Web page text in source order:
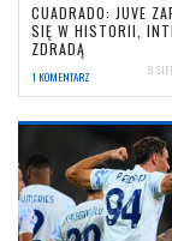
CUADRADO: JUVE
SIĘ W HISTORII,
ZDRADĄ
1 KOMENTARZ 8